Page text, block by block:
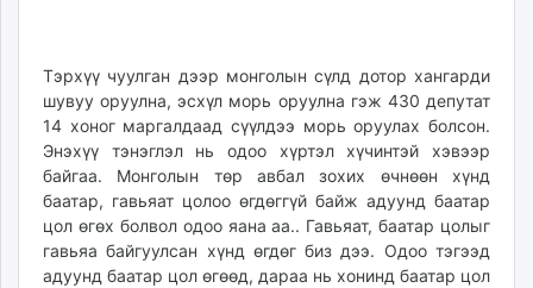
Тэрхүү чуулган дээр монголын сүлд дотор хангарди
шувуу оруулна, эсхүл морь оруулна гэж 430 депутат
14 хоног маргалдаад сүүлдээ морь оруулах болсон.
Энэхүү тэнэглэл нь одоо хүртэл хүчинтэй хэвээр
байгаа. Монголын төр авбал зохих өчнөөн хүнд
баатар, гавьяат цолоо өгдөггүй байж адуунд баатар
цол өгөх болвол одоо яана аа.. Гавьяат, баатар цолыг
гавьяа байгуулсан хүнд өгдөг биз дээ. Одоо тэгээд
адуунд баатар цол өгөөд, дараа нь хонинд баатар цол